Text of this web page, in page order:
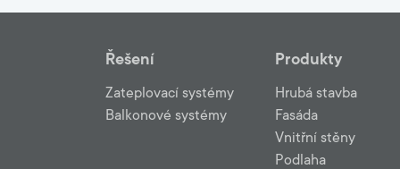
Řešení
Zateplovací systémy
Balkonové systémy
Produkty
Hrubá stavba
Fasáda
Vnitřní stěny
Podlaha